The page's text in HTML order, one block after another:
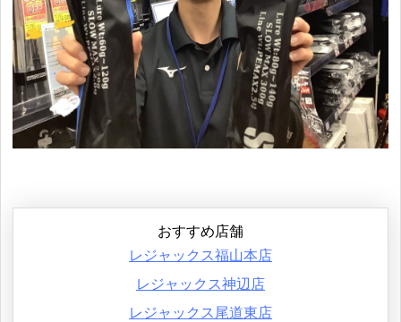
おすすめ店舗
レジャックス福山本店
レジャックス神辺店
レジャックス尾道東店